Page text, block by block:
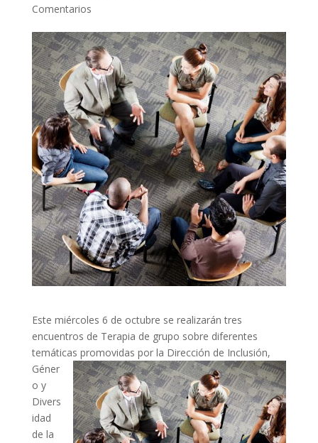
Comentarios
Este miércoles 6 de octubre se realizarán tres
encuentros de Terapia de grupo sobre diferentes
temáticas promovidas por la Dirección de Inclusión,
Géner
o y
Divers
idad
de la